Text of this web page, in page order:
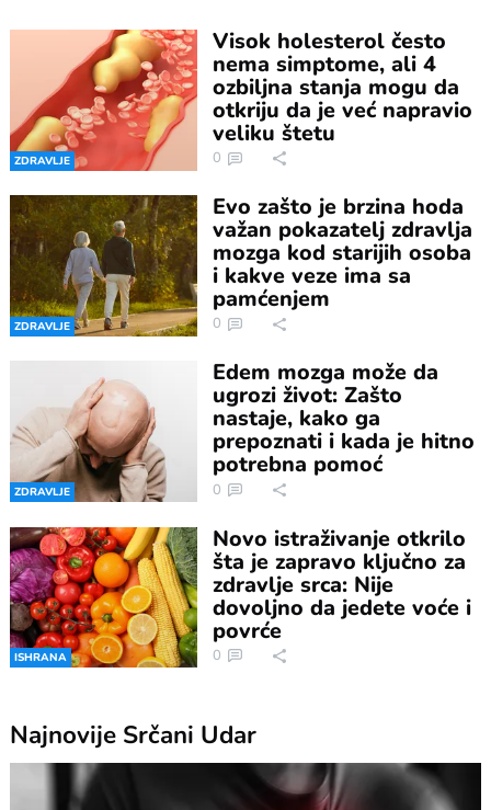
ZDRAVLJE
Visok holesterol često
nema simptome, ali 4
ozbiljna stanja mogu da
otkriju da je već napravio
veliku štetu
0
ZDRAVLJE
Evo zašto je brzina hoda
važan pokazatelj zdravlja
mozga kod starijih osoba
i kakve veze ima sa
pamćenjem
0
ZDRAVLJE
Edem mozga može da
ugrozi život: Zašto
nastaje, kako ga
prepoznati i kada je hitno
potrebna pomoć
0
ISHRANA
Novo istraživanje otkrilo
šta je zapravo ključno za
zdravlje srca: Nije
dovoljno da jedete voće i
povrće
0
Najnovije Srčani Udar